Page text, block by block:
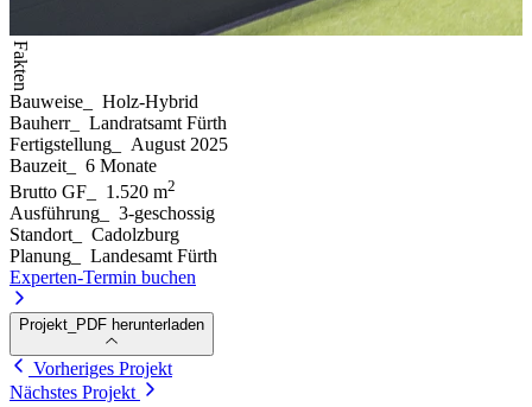
Fakten
Bauweise
Holz-Hybrid
Bauherr_
Landratsamt Fürth
Fertigstellung
August 2025
Bauzeit
6 Monate
Brutto GF
1.520 m2
Ausführung
3-geschossig
Standort
Cadolzburg
Planung
Landesamt Fürth
Experten-Termin buchen
Projekt_PDF herunterladen
Vorheriges Projekt
Nächstes Projekt